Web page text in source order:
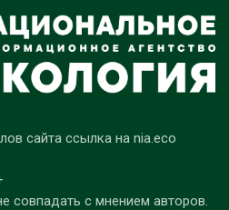
сайта ссылка на nia.eco
совпадать с мнением авторов.